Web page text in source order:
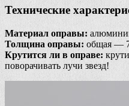
Технические
Материал оправы:
Толщина оправы: общая —
Крутится ли в оправе:
поворачивать лучи звезд!